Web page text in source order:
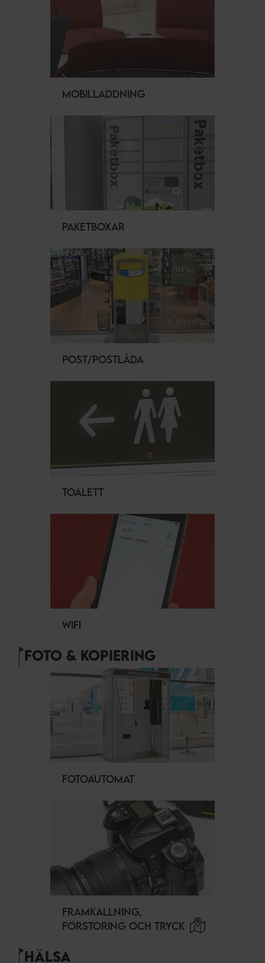
MOBILLADDNING
PAKETBOXAR
POST/POSTLÅDA
TOALETT
WIFI
FOTO & KOPIERING
FOTOAUTOMAT
FRAMKALLNING,
FÖRSTORING OCH TRYCK
HÄLSA